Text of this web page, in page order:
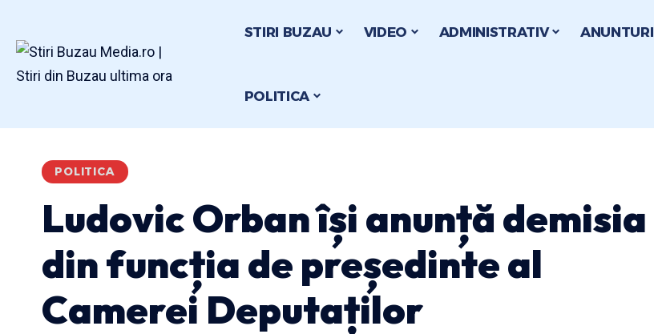
STIRI BUZAU VIDEO ADMINISTRATIV ANUNTURI
POLITICA
POLITICA
Ludovic Orban își anunță demisia
din funcția de președinte al
Camerei Deputaților